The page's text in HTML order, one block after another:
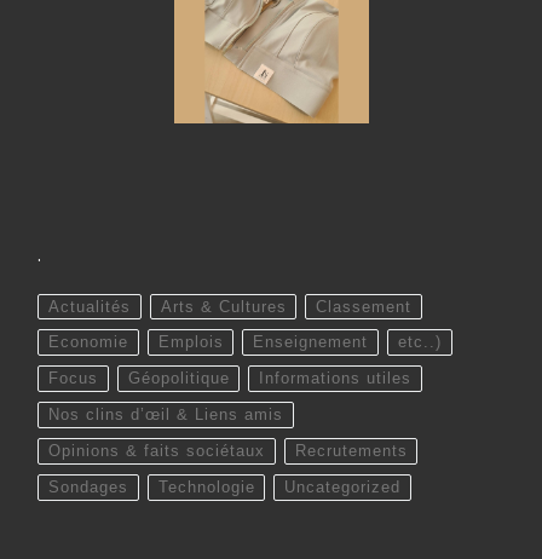
.
Actualités Arts & Cultures Classement
Economie Emplois Enseignement etc..)
Focus Géopolitique Informations utiles
Nos clins d’œil & Liens amis
Opinions & faits sociétaux Recrutements
Sondages Technologie Uncategorized